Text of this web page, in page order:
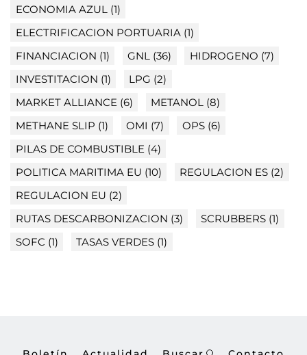
ECONOMIA AZUL(1)
ELECTRIFICACION PORTUARIA(1)
FINANCIACION (1) GNL (36) HIDROGENO (7)
INVESTITACION (1) LPG (2)
MARKET ALLIANCE(6) METANOL (8)
METHANE SLIP (1) OMI (7) OPS(6)
PILAS DE COMBUSTIBLE(4)
POLITICA MARITIMA EU (10) REGULACION ES (2)
REGULACION EU (2)
RUTAS DESCARBONIZACION (3) SCRUBBERS (1)
SOFC (1) TASAS VERDES (1)